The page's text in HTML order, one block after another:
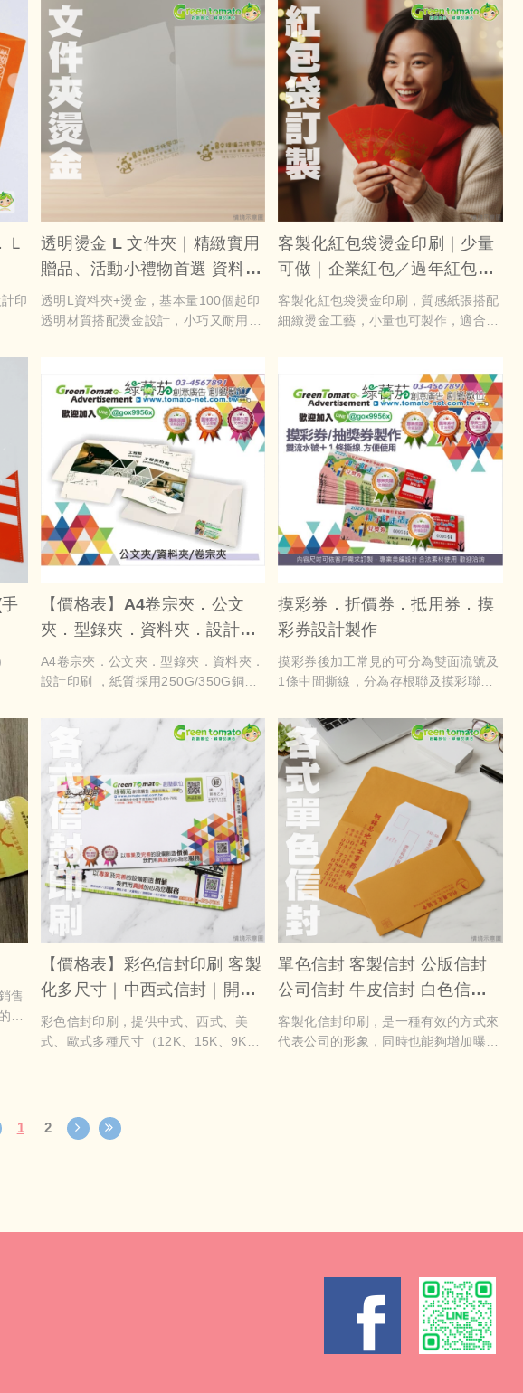
Ｌ
印
透明燙金 L 文件夾｜精緻實用
贈品、活動小禮物首選 資料夾
燙金 文件夾燙金
透明L資料夾+燙金，基本量100個起印
透明材質搭配燙金設計，小巧又耐用。
促銷禮包的理想加值小物。
透明資料夾燙金設計製作是一種能夠增
加公司形象的有效方式。這種設計可以
在公司資料夾上印刷公司的名稱、標誌
和聯絡方式，讓客戶在使用時更容易識
別並記住公司。透明的設計能夠讓內容
清晰可見，同時燙金製作的效果也會給
人一種高端、專業的感覺。這樣的資料
夾不僅可以提升公司形象，還能給客戶
客製化紅包袋燙金印刷｜少量
可做｜企業紅包／過年紅包袋
／婚禮紅包設計
客製化紅包袋燙金印刷，質感紙張搭配
細緻燙金工藝，小量也可製作，適合過
【價格表】A4卷宗夾．公文
夾．型錄夾．資料夾．設計印
刷 gn0105
A4卷宗夾．公文夾．型錄夾．資料夾．
設計印刷 ，紙質採用250G/350G銅西
後加工；資料夾內頁可夾放型錄及名片
等資料，不論是商業上或是公司行號應
用上，更能體現出專業質感
摸彩券．折價券．抵用券．摸
彩券設計製作
摸彩券後加工常見的可分為雙面流號及
1條中間撕線，分為存根聯及摸彩聯，
折價券，抵用券，摸彩券，兌換券等各
式各樣的優惠券透過精美的設計成功吸
引了客人的目光。這些券提供
多樣化的優惠，讓消費者在購物時能夠
享受到更多的折扣或贈品。而透過巧妙
的設計，這些優惠券也成為商
家與消費者之間的商業橋樑，以吸引更
多潛在客戶和進一步推廣產品
售
包
產
喜
【價格表】彩色信封印刷 客製
化多尺寸｜中西式信封｜開窗
拉鍊 蝴蝶信封｜企業品牌必備
彩色信封印刷，提供中式、西式、美
式、歐式多種尺寸（12K、15K、9K、
包裝設計。高質感彩色印刷，色彩飽滿
清晰，可客製化印刷公司Logo、地址
單色信封 客製信封 公版信封
公司信封 牛皮信封 白色信封
中式信封 商用信封 台灣製造
可印刷
客製化信封印刷，是一種有效的方式來
代表公司的形象，同時也能夠增加曝光
1 2